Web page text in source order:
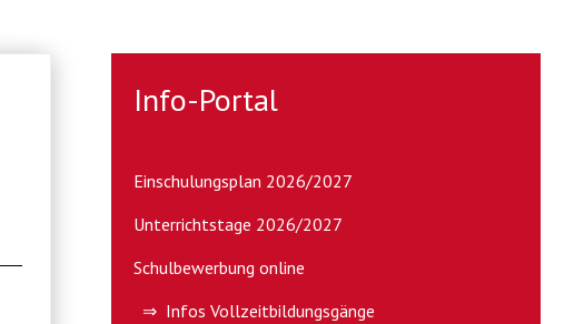
Info-Portal
Einschulungsplan 2026/2027
Unterrichtstage 2026/2027
Schulbewerbung online
⇒ Infos Vollzeitbildungsgänge